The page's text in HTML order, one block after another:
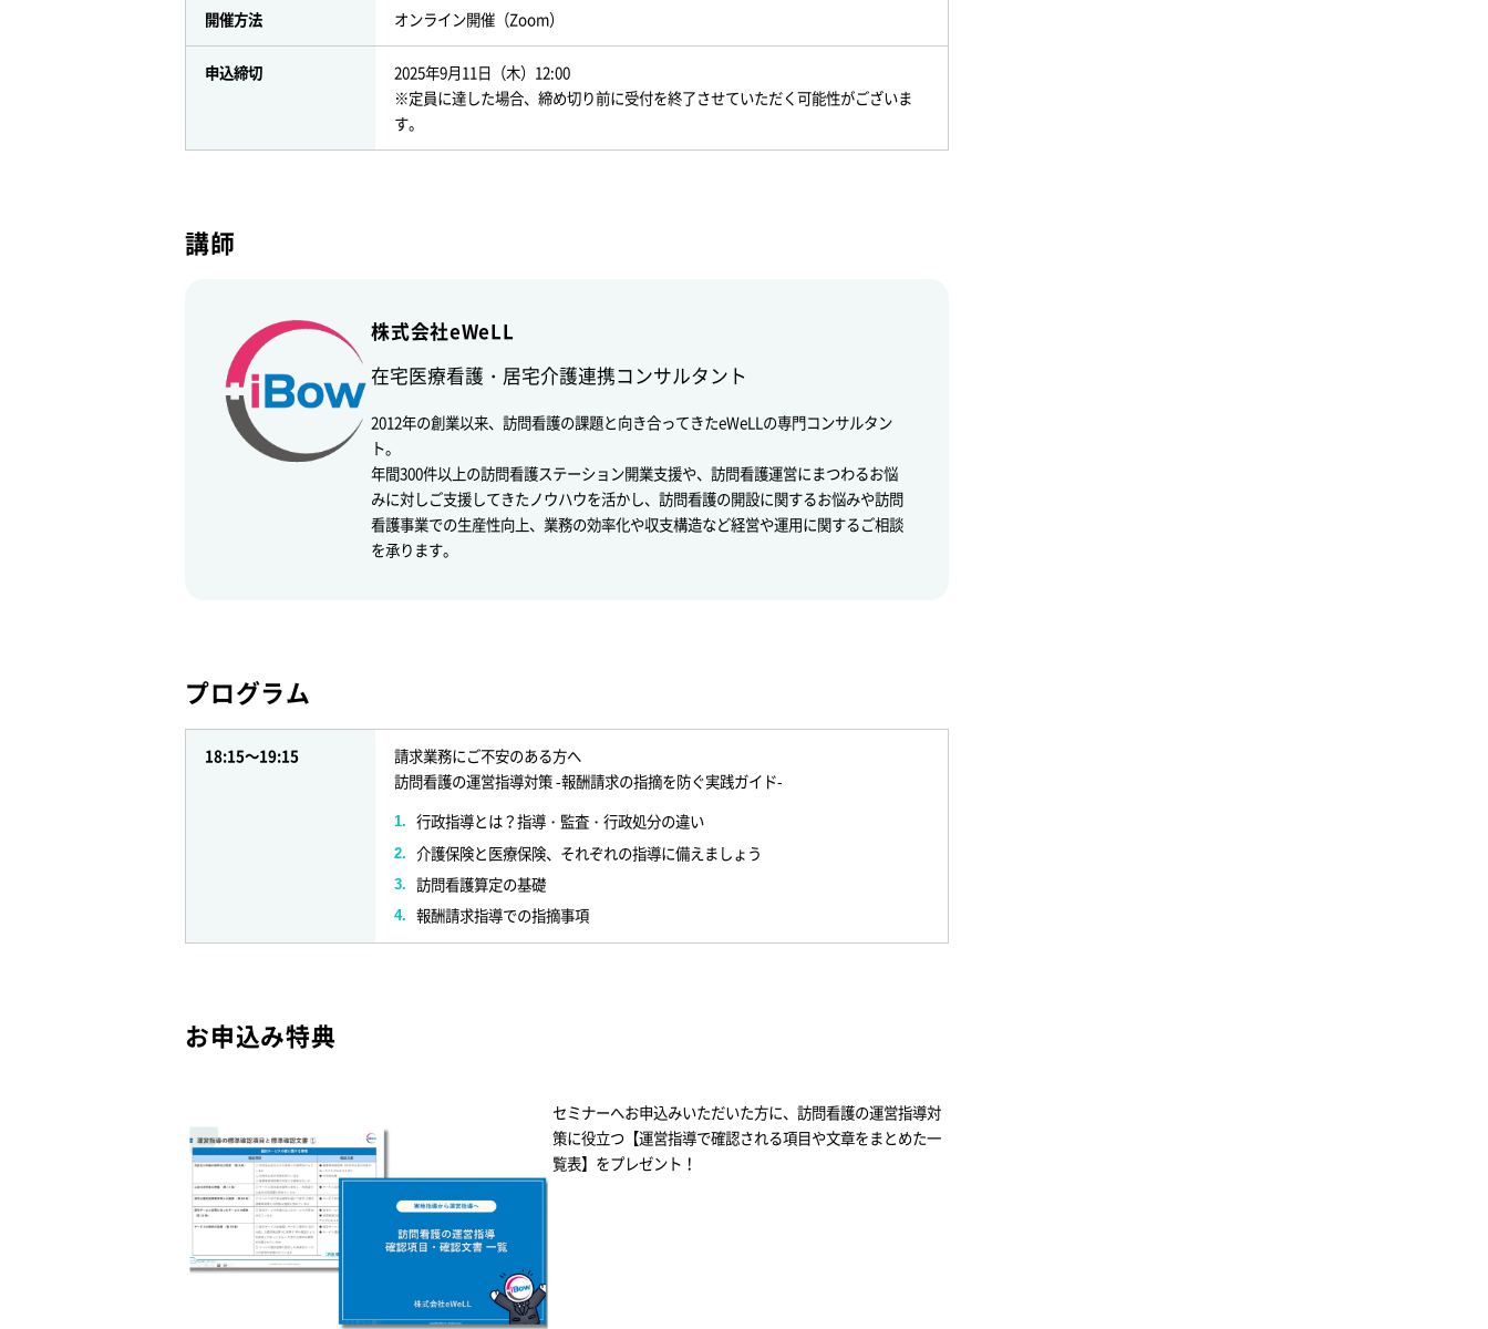
開催方法 オンライン開催（Zoom）
申込締切
2025年9月11日（木）12:00
※定員に達した場合、締め切り前に受付を終了させていただく可能性がございま
す。
講師
株式会社eWeLL
在宅医療看護・居宅介護連携コンサルタント
2012年の創業以来、訪問看護の課題と向き合ってきたeWeLLの専門コンサルタン
ト。
年間300件以上の訪問看護ステーション開業支援や、訪問看護運営にまつわるお悩
みに対しご支援してきたノウハウを活かし、訪問看護の開設に関するお悩みや訪問
看護事業での生産性向上、業務の効率化や収支構造など経営や運用に関するご相談
を承ります。
プログラム
18:15～19:15
請求業務にご不安のある方へ
訪問看護の運営指導対策 -報酬請求の指摘を防ぐ実践ガイド-
行政指導とは？指導・監査・行政処分の違い
介護保険と医療保険、それぞれの指導に備えましょう
訪問看護算定の基礎
報酬請求指導での指摘事項
お申込み特典
セミナーへお申込みいただいた方に、訪問看護の運営指導対
策に役立つ【運営指導で確認される項目や文章をまとめた一
覧表】をプレゼント！